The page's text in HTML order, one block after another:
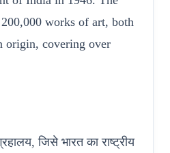
works of art, both
origin, covering over
जिसे भारत का राष्ट्रीय